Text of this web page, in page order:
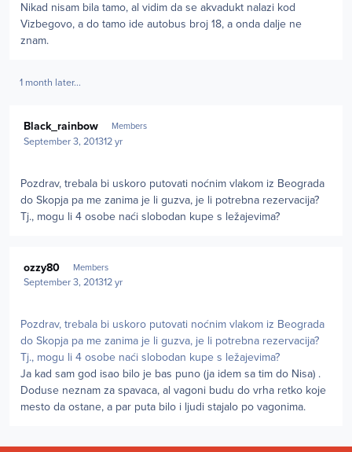
Nikad nisam bila tamo, al vidim da se akvadukt nalazi kod
Vizbegovo, a do tamo ide autobus broj 18, a onda dalje ne
znam.
1 month later...
Black_rainbow Members
September 3, 201312 yr
Pozdrav, trebala bi uskoro putovati noćnim vlakom iz Beograda
do Skopja pa me zanima je li guzva, je li potrebna rezervacija?
Tj., mogu li 4 osobe naći slobodan kupe s ležajevima?
ozzy80 Members
September 3, 201312 yr
Pozdrav, trebala bi uskoro putovati noćnim vlakom iz Beograda
do Skopja pa me zanima je li guzva, je li potrebna rezervacija?
Tj., mogu li 4 osobe naći slobodan kupe s ležajevima?
Ja kad sam god isao bilo je bas puno (ja idem sa tim do Nisa) .
Doduse neznam za spavaca, al vagoni budu do vrha retko koje
mesto da ostane, a par puta bilo i ljudi stajalo po vagonima.